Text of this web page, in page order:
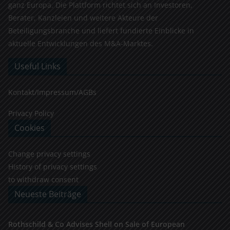
ganz Europa. Die Plattform richtet sich an Investoren,
Berater, Kanzleien und weitere Akteure der
Beteiligungsbranche und liefert fundierte Einblicke in
aktuelle Entwicklungen des M&A-Marktes.
Useful Links
Kontakt/Impressum/AGBs
Privacy Policy
Cookies
Change privacy settings
History of privacy settings
to withdraw consent
Neueste Beiträge
Rothschild & Co Advises Shell on Sale of European